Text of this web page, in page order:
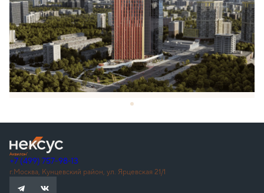
+7 (499) 757-98-13
г.Москва, Кунцевский район, ул. Ярцевская 21/1